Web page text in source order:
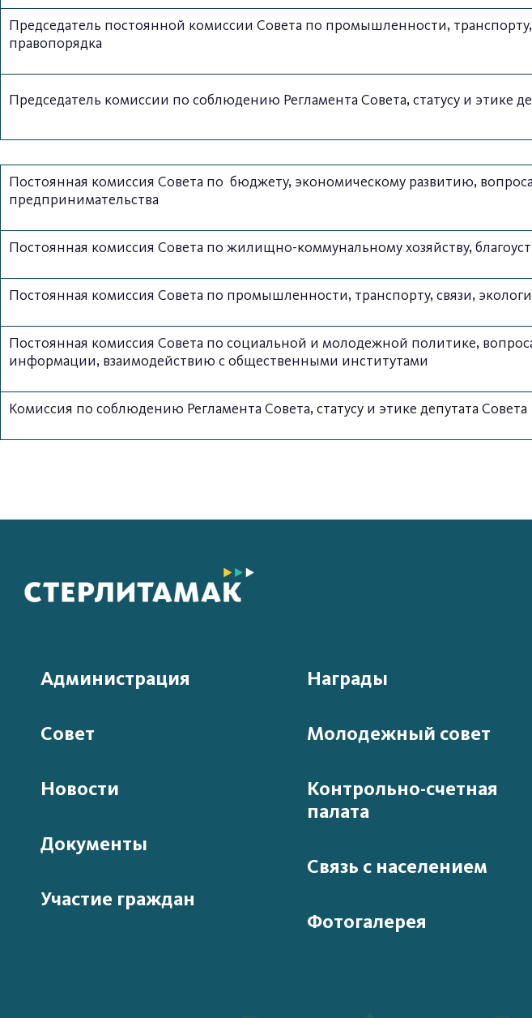
Председатель постоянной комиссии Совета по промышленности,
правопорядка
Председатель комиссии по соблюдению Регламента Совета, статусу и этике
Постоянная комиссия Совета по бюджету, экономическому развитию,
предпринимательства
Постоянная комиссия Совета по жилищно-коммунальному хозяйству,
Постоянная комиссия Совета по промышленности, транспорту, связи,
Постоянная комиссия Совета по социальной и молодежной политике,
информации, взаимодействию с общественными институтами
Комиссия по соблюдению Регламента Совета, статусу и этике депутата Совета
Администрация
Совет
Новости
Документы
Участие граждан
Награды
Молодежный совет
Контрольно-счетная
палата
Связь с населением
Фотогалерея